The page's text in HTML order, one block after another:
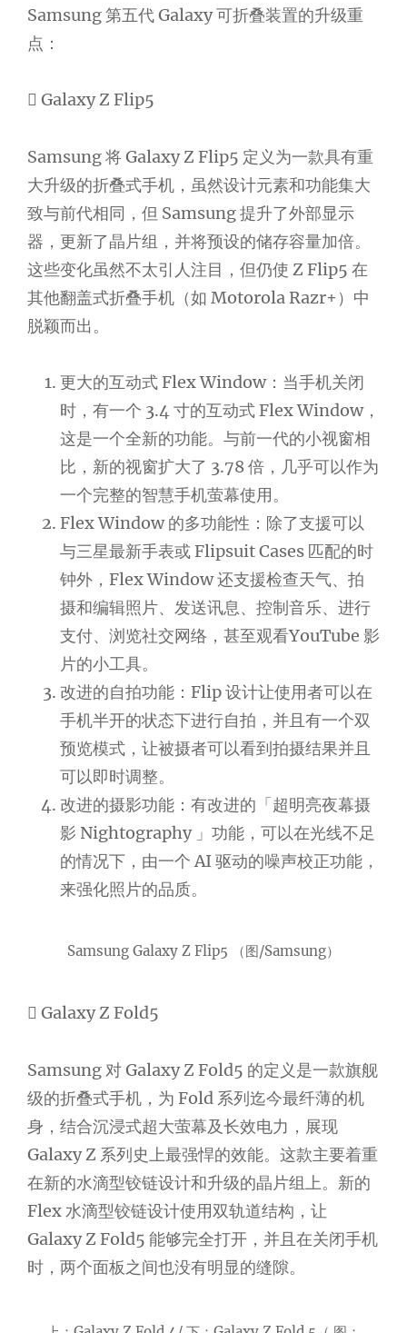
Samsung 第五代 Galaxy 可折叠装置的升级重
点：
 Galaxy Z Flip5
Samsung 将 Galaxy Z Flip5 定义为一款具有重
大升级的折叠式手机，虽然设计元素和功能集大
致与前代相同，但 Samsung 提升了外部显示
器，更新了晶片组，并将预设的储存容量加倍。
这些变化虽然不太引人注目，但仍使 Z Flip5 在
其他翻盖式折叠手机（如 Motorola Razr+）中
脱颖而出。
更大的互动式 Flex Window：当手机关闭
时，有一个 3.4 寸的互动式 Flex Window，
这是一个全新的功能。与前一代的小视窗相
比，新的视窗扩大了 3.78 倍，几乎可以作为
一个完整的智慧手机萤幕使用。
Flex Window 的多功能性：除了支援可以
与三星最新手表或 Flipsuit Cases 匹配的时
钟外，Flex Window 还支援检查天气、拍
摄和编辑照片、发送讯息、控制音乐、进行
支付、浏览社交网络，甚至观看YouTube 影
片的小工具。
改进的自拍功能：Flip 设计让使用者可以在
手机半开的状态下进行自拍，并且有一个双
预览模式，让被摄者可以看到拍摄结果并且
可以即时调整。
改进的摄影功能：有改进的「超明亮夜幕摄
影 Nightography 」功能，可以在光线不足
的情况下，由一个 AI 驱动的噪声校正功能，
来强化照片的品质。
Samsung Galaxy Z Flip5 （图/Samsung）
 Galaxy Z Fold5
Samsung 对 Galaxy Z Fold5 的定义是一款旗舰
级的折叠式手机，为 Fold 系列迄今最纤薄的机
身，结合沉浸式超大萤幕及长效电力，展现
Galaxy Z 系列史上最强悍的效能。这款主要着重
在新的水滴型铰链设计和升级的晶片组上。新的
Flex 水滴型铰链设计使用双轨道结构，让
Galaxy Z Fold5 能够完全打开，并且在关闭手机
时，两个面板之间也没有明显的缝隙。